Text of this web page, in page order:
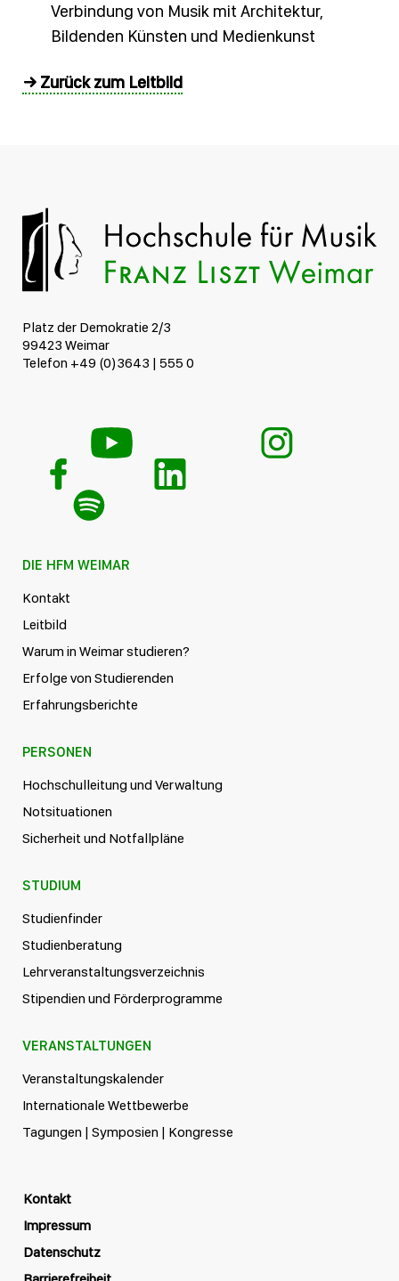
Verbindung von Musik mit Architektur,
Bildenden Künsten und Medienkunst
→ Zurück zum Leitbild
Platz der Demokratie 2/3
99423 Weimar
Telefon +49 (0)3643 | 555 0
DIE HFM WEIMAR
Kontakt
Leitbild
Warum in Weimar studieren?
Erfolge von Studierenden
Erfahrungsberichte
PERSONEN
Hochschulleitung und Verwaltung
Notsituationen
Sicherheit und Notfallpläne
STUDIUM
Studienfinder
Studienberatung
Lehrveranstaltungsverzeichnis
Stipendien und Förderprogramme
VERANSTALTUNGEN
Veranstaltungskalender
Internationale Wettbewerbe
Tagungen | Symposien | Kongresse
Kontakt
Impressum
Datenschutz